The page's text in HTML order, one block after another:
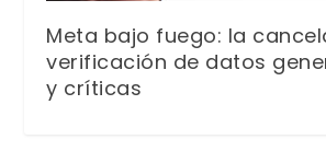
Meta bajo fuego: la
verificación de datos
y críticas